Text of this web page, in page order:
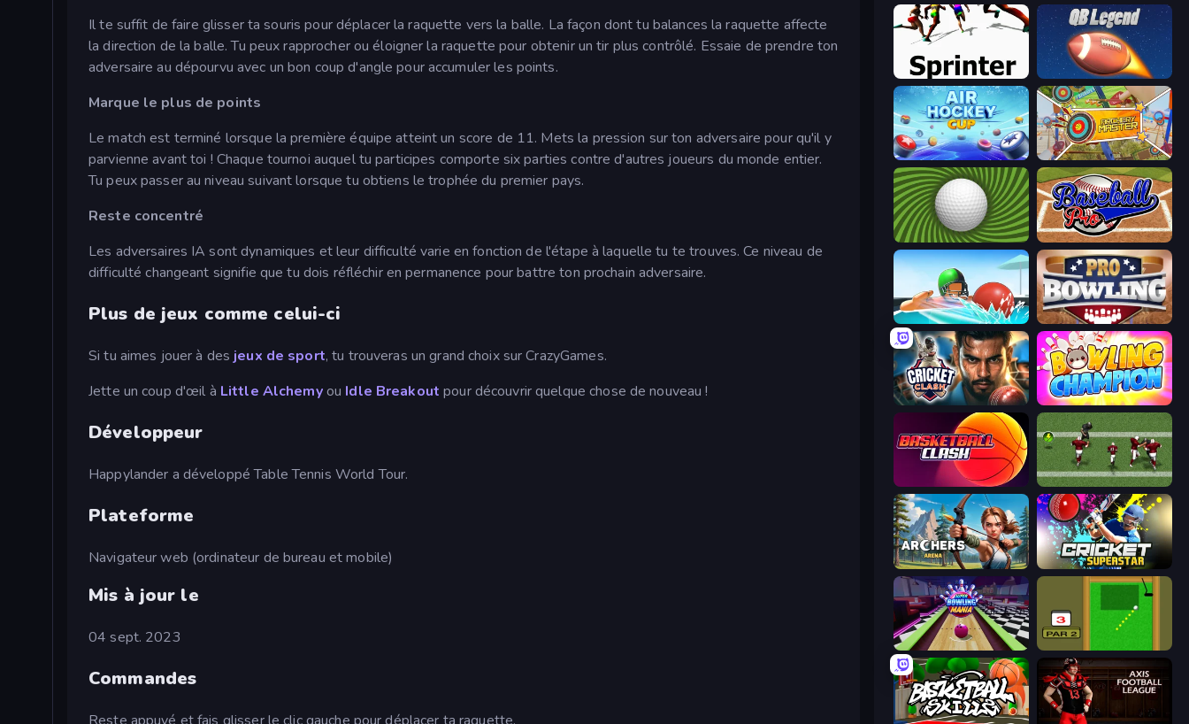
Il te suffit de faire glisser ta souris pour déplacer la raquette vers la balle. La façon dont tu balances la raquette affecte
la direction de la balle. Tu peux rapprocher ou éloigner la raquette pour obtenir un tir plus contrôlé. Essaie de prendre ton
adversaire au dépourvu avec un bon coup d'angle pour accumuler les points.
Marque le plus de points
Le match est terminé lorsque la première équipe atteint un score de 11. Mets la pression sur ton adversaire pour qu'il y
parvienne avant toi ! Chaque tournoi auquel tu participes comporte six parties contre d'autres joueurs du monde entier.
Tu peux passer au niveau suivant lorsque tu obtiens le trophée du premier pays.
Reste concentré
Les adversaires IA sont dynamiques et leur difficulté varie en fonction de l'étape à laquelle tu te trouves. Ce niveau de
difficulté changeant signifie que tu dois réfléchir en permanence pour battre ton prochain adversaire.
Plus de jeux comme celui-ci
Si tu aimes jouer à des jeux de sport, tu trouveras un grand choix sur CrazyGames.
Jette un coup d'œil à Little Alchemyou Idle Breakout pour découvrir quelque chose de nouveau !
Développeur
Happylander a développé Table Tennis World Tour.
Plateforme
Navigateur web (ordinateur de bureau et mobile)
Mis à jour le
04 sept. 2023
Commandes
Sprinter 2 Minute Football QB Legend
Air Hockey Cup Archery Master
The Speedy Golf Baseball Pro
Dodgeball Pro Bowling 3D
Cricket Clash Bowling Champion
Basketball Clash Return Man 2
Archers Arena
Super Bowling Mania